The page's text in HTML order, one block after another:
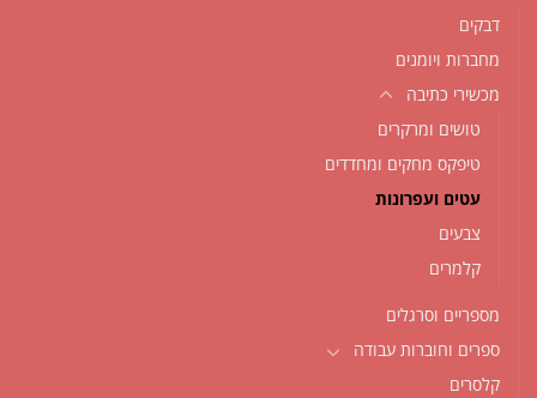
דבקים
מחברות ויומנים
מכשירי כתיבה
טושים ומרקרים
טיפקס מחקים ומחדדים
עטים ועפרונות
צבעים
קלמרים
מספריים וסרגלים
ספרים וחוברות עבודה
קלסרים